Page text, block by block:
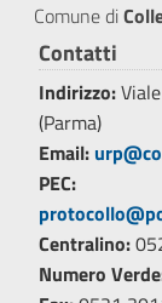
Comune di
Contatti
Indirizzo:
(Parma)
Email:
PEC:
Centralino:
Numero